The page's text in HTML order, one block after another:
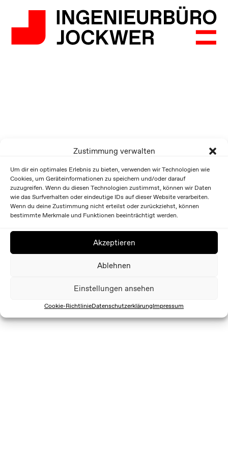
Zustimmung verwalten
Um dir ein optimales Erlebnis zu bieten, verwenden wir Technologien wie
Cookies, um Geräteinformationen zu speichern und/oder darauf
zuzugreifen. Wenn du diesen Technologien zustimmst, können wir Daten
wie das Surfverhalten oder eindeutige IDs auf dieser Website verarbeiten.
Wenn du deine Zustimmung nicht erteilst oder zurückziehst, können
bestimmte Merkmale und Funktionen beeinträchtigt werden.
Akzeptieren
Ablehnen
Einstellungen ansehen
Cookie-RichtlinieDatenschutzerklärungImpressum